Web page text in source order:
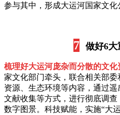
参与其中，形成大运河国家文化
7 做好6大
梳理好大运河庞杂而分散的文化
家文化部门牵头，联合相关部
资源、生态环境等内容，通过遥
文献收集等方式，进行彻底调
数字图景。科技赋能，实施“大